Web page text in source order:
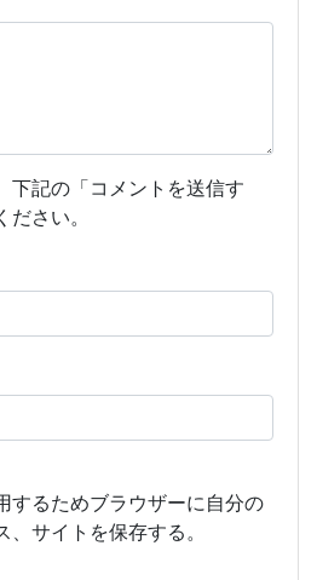
下記の「コメントを送信す
ださい。
するためブラウザーに自分の
サイトを保存する。